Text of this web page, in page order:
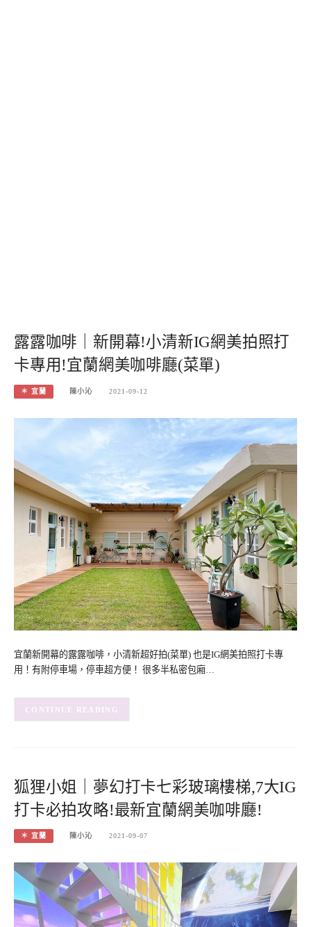
露露咖啡｜新開幕!小清新IG網美拍照打
卡專用!宜蘭網美咖啡廳(菜單)
＊ 宜蘭 陳小沁 2021-09-12
宜蘭新開幕的露露咖啡，小清新超好拍(菜單) 也是IG網美拍照打卡專
用！有附停車場，停車超方便！ 很多半私密包廂…
CONTINUE READING
狐狸小姐｜夢幻打卡七彩玻璃樓梯,7大IG
打卡必拍攻略!最新宜蘭網美咖啡廳!
＊ 宜蘭 陳小沁 2021-09-07